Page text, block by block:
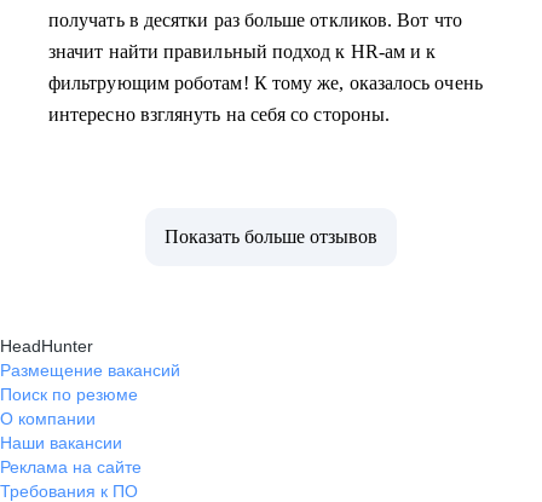
получать в десятки раз больше откликов. Вот что
значит найти правильный подход к HR-ам и к
фильтрующим роботам! К тому же, оказалось очень
интересно взглянуть на себя со стороны.
Показать больше отзывов
HeadHunter
Размещение вакансий
Поиск по резюме
О компании
Наши вакансии
Реклама на сайте
Требования к ПО